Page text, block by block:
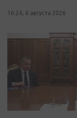
16:24, 6 августа 2026